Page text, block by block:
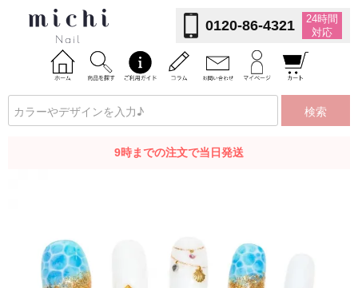
0120-86-4321
24時間
対応
検索
9時までの注文で当日発送